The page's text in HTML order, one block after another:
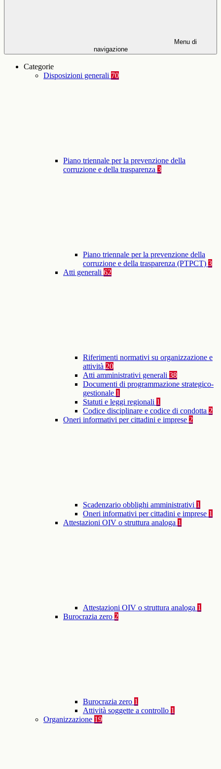
Menu di
navigazione
Categorie
Disposizioni generali 70
Piano triennale per la prevenzione della
corruzione e della trasparenza 3
Piano triennale per la prevenzione della
corruzione e della trasparenza (PTPCT) 3
Atti generali 62
Riferimenti normativi su organizzazione e
attività 20
Atti amministrativi generali 38
Documenti di programmazione strategico-
gestionale 1
Statuti e leggi regionali 1
Codice disciplinare e codice di condotta 2
Oneri informativi per cittadini e imprese 2
Scadenzario obblighi amministrativi 1
Oneri informativi per cittadini e imprese 1
Attestazioni OIV o struttura analoga 1
Attestazioni OIV o struttura analoga 1
Burocrazia zero 2
Burocrazia zero 1
Attività soggette a controllo 1
Organizzazione 19